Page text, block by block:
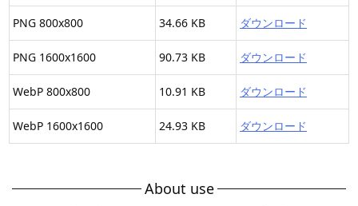
PNG 800x800 34.66 KB ダウンロード
PNG 1600x1600 90.73 KB ダウンロード
WebP 800x800 10.91 KB ダウンロード
WebP 1600x1600 24.93 KB ダウンロード
About use